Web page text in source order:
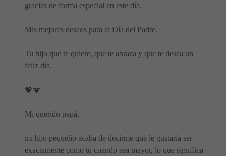
gracias de forma especial en este día.
Mis mejores deseos para el Día del Padre.
Tu hijo que te quiere, que te abraza y que te desea un
feliz día.
💖💗
Mi querido papá,
mi hijo pequeño acaba de decirme que le gustaría ser
exactamente como tú cuando sea mayor, lo que significa